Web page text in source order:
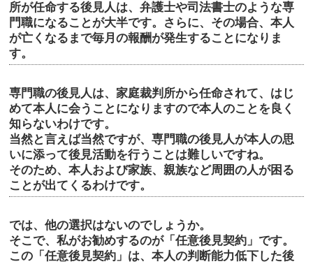
所が任命する後見人は、弁護士や司法書士のような専
門職になることが大半です。さらに、その場合、本人
が亡くなるまで毎月の報酬が発生することになりま
す。
専門職の後見人は、家庭裁判所から任命されて、はじ
めて本人に会うことになりますので本人のことを良く
知らないわけです。
当然と言えば当然ですが、専門職の後見人が本人の思
いに添って後見活動を行うことは難しいですね。
そのため、本人および家族、親族など周囲の人が困る
ことが出てくるわけです。
では、他の選択はないのでしょうか。
そこで、私がお勧めするのが「任意後見契約」です。
この「任意後見契約」は、本人の判断能力低下した後